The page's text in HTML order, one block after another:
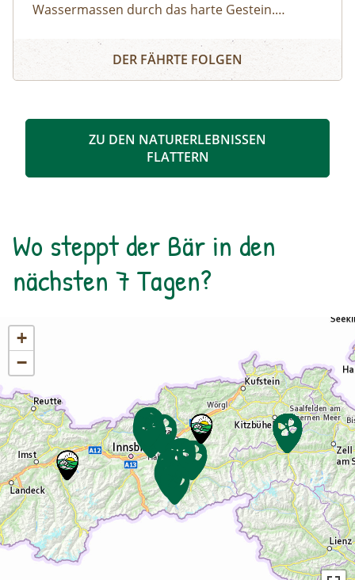
Wassermassen durch das harte Gestein.
Kolke und kleine Wasserfälle entstanden. Der
Klamm folgend geht es weiter bis zum Hintersee
mit Blick über den Talschluss mit seinen
Schösswendklamm und Hintersee
DER FÄHRTE FOLGEN
ZU DEN NATURERLEBNISSEN
FLATTERN
Wo steppt der Bär in den
nächsten 7 Tagen?
+
−